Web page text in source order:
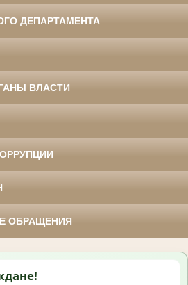
ДЕПАРТАМЕНТА
ВЛАСТИ
ОБРАЩЕНИЯ